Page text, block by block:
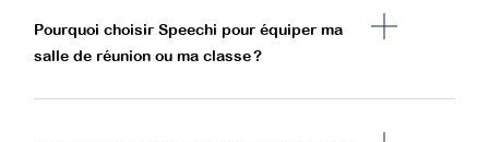
Pourquoi choisir Speechi pour équiper ma
salle de réunion ou ma classe ?